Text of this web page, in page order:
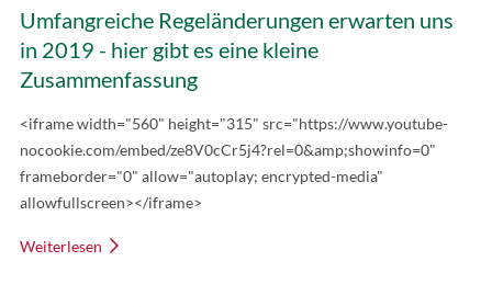
Umfangreiche Regeländerungen erwarten uns
in 2019 - hier gibt es eine kleine
Zusammenfassung
<iframe width="560" height="315" src="https://www.youtube-
nocookie.com/embed/ze8V0cCr5j4?rel=0&amp;showinfo=0"
frameborder="0" allow="autoplay; encrypted-media"
allowfullscreen></iframe>
Weiterlesen